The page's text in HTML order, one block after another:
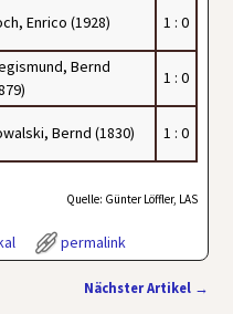
Enrico (1928) 1 : 0
Bernd
1 : 0
Bernd (1830) 1 : 0
Quelle: Günter Löffler, LAS
permalink
Nächster Artikel →